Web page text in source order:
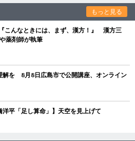
もっと見る
こんなときには、まず、漢方！』 漢方三
薬剤師が執筆
解を 8月8日広島市で公開講座、オンライン
洋平「足し算命」】天空を見上げて